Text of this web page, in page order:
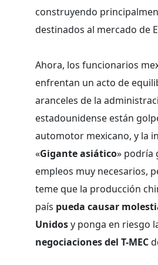
construyendo
destinados al mercado de
Ahora, los funcionarios
enfrentan un acto de
aranceles de la
estadounidense están
automotor mexicano, y la
«Gigante asiático» podría
empleos muy necesarios,
teme que la producción
país pueda causar
Unidosy ponga en riesgo
negociaciones del T-MEC